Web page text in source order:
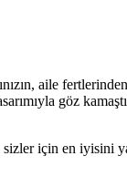
aile
göz
için en iyisini